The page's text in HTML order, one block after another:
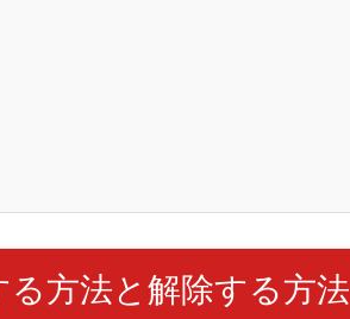
方法と解除する方法